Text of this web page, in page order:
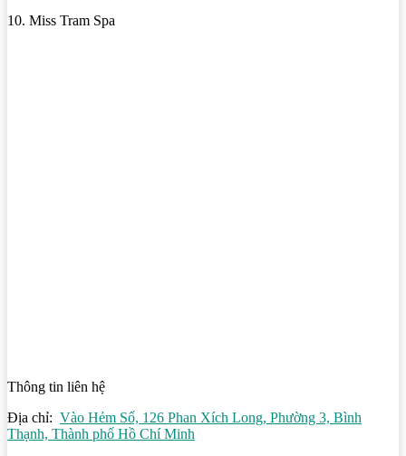
10. Miss Tram Spa
Thông tin liên hệ
Địa chỉ: Vào Hẻm Số, 126 Phan Xích Long, Phường 3, Bình
Thạnh, Thành phố Hồ Chí Minh